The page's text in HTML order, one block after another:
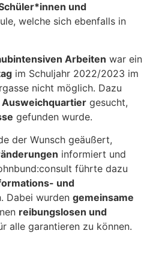
und
welche sich ebenfalls in
Arbeiten war ein
im Schuljahr 2022/2023 im
nicht möglich. Dazu
Ausweichquartier gesucht,
gefunden wurde.
der Wunsch geäußert,
informiert und
führte dazu
und
Dabei wurden gemeinsame
reibungslosen und
alle garantieren zu können.